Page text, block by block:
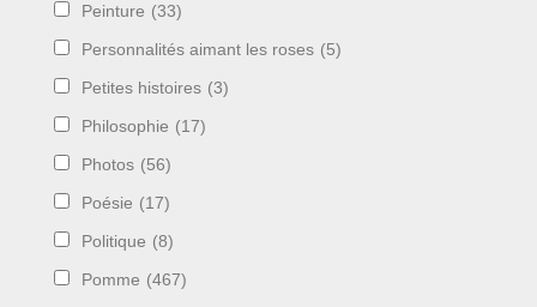
Peinture (33)
Personnalités aimant les roses (5)
Petites histoires (3)
Philosophie (17)
Photos (56)
Poésie (17)
Politique (8)
Pomme (467)